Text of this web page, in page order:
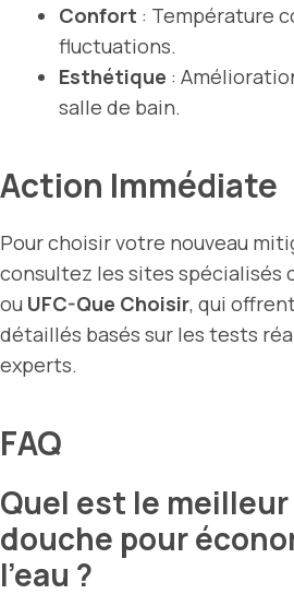
Confort : Température
fluctuations.
Esthétique :
salle de bain.
Action Immédiate
Pour choisir votre nouveau
consultez les sites spécialisés
ou UFC-Que Choisir, qui
détaillés basés sur les tests
experts.
FAQ
Quel est le
douche pour
l’eau ?